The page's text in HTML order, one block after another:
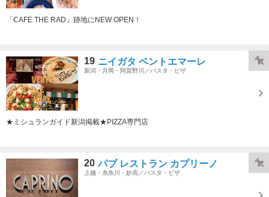
「CAFE THE RAD」跡地にNEW OPEN！
19 ニイガタ ベントエマーレ
新潟・月岡・阿賀野川／パスタ・ピザ
★ミシュランガイド新潟掲載★PIZZA専門店
20 パブ レストラン カプリーノ
上越・糸魚川・妙高／パスタ・ピザ